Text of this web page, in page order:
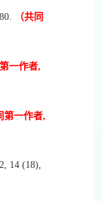
（共同
第一作者,
第一作者,
14 (18),